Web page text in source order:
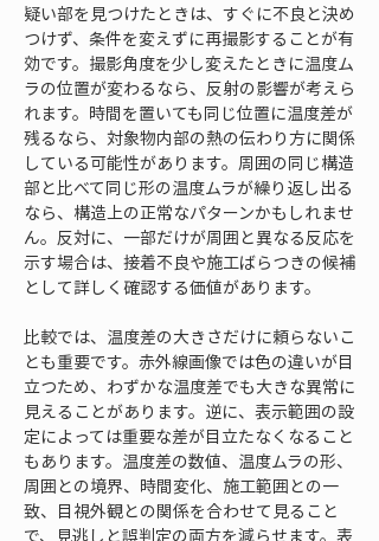
疑い部を見つけたときは、すぐに不良と決め
つけず、条件を変えずに再撮影することが有
効です。撮影角度を少し変えたときに温度ム
ラの位置が変わるなら、反射の影響が考えら
れます。時間を置いても同じ位置に温度差が
残るなら、対象物内部の熱の伝わり方に関係
している可能性があります。周囲の同じ構造
部と比べて同じ形の温度ムラが繰り返し出る
なら、構造上の正常なパターンかもしれませ
ん。反対に、一部だけが周囲と異なる反応を
示す場合は、接着不良や施工ばらつきの候補
として詳しく確認する価値があります。
比較では、温度差の大きさだけに頼らないこ
とも重要です。赤外線画像では色の違いが目
立つため、わずかな温度差でも大きな異常に
見えることがあります。逆に、表示範囲の設
定によっては重要な差が目立たなくなること
もあります。温度差の数値、温度ムラの形、
周囲との境界、時間変化、施工範囲との一
致、目視外観との関係を合わせて見ること
で、見逃しと誤判定の両方を減らせます。表